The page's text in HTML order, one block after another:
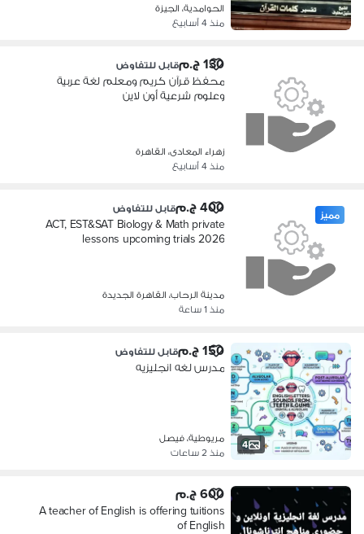
الحوامدية، الجيزة
منذ 4 أسابيع
130 ج.م قابل للتفاوض
محفظ قرآن كريم ومعلم لغة عربية
وعلوم شرعية أون لاين
زهراء المعادى، القاهرة
منذ 4 أسابيع
مميز 400 ج.م قابل للتفاوض
ACT, EST&SAT Biology & Math private
lessons upcoming trials 2026
مدينة الرحاب، القاهرة الجديدة
منذ 1 ساعة
4
150 ج.م قابل للتفاوض
مدرس لغه انجليزيه
مريوطية، فيصل
منذ 2 ساعات
600 ج.م
A teacher of English is offering tuitions
of English